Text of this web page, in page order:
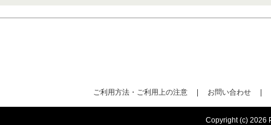
取得した個人情報の取
はありません。
ご利用方法・ご利用上の注意 お問い合わせ
Copyright (c) 2026